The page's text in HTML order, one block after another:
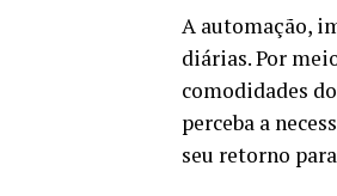
A automação,
diárias. Por
comodidades
perceba a
seu retorno